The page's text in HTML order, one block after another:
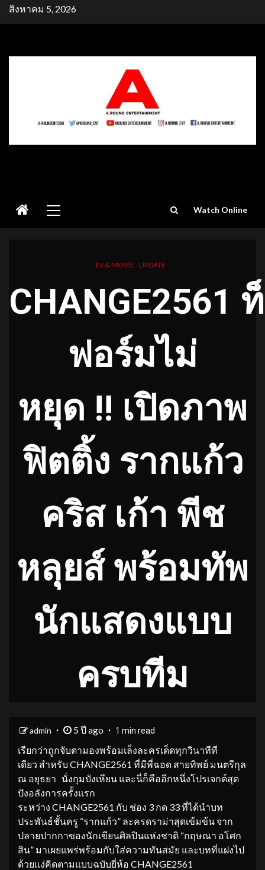
Skipสิงหาคม 5, 2026
Menu
Watch Online
TV & MOVIE UPDATE
CHANGE2561 ท
ฟอร์มไม่
หยุด !! เปิดภาพ
ฟิตติ้ง รากแก้ว
คริส เก้า พีช
หลุยส์ พร้อมทัพ
นักแสดงแบบ
ครบทีม
admin 5 ปี ago 1 min read
เรียกว่าถูกจับตามองพร้อมเล็งละครเด็ดทุกวินาทีที
เดียว สำหรับ CHANGE2561 ที่มีพี่ฉอด สายทิพย์ มนตรีกุล
ณ อยุธยา นั่งกุมบังเหียน และนี่ก็คืออีกหนึ่งโปรเจกต์สุด
ปังอลังการครั้งแรก
ระหว่าง CHANGE2561 กับ ช่อง 3 กด 33 ที่ได้นำบท
ประพันธ์ชั้นครู “รากแก้ว” ละครดราม่าสุดเข้มข้น จาก
ปลายปากกาของนักเขียนศิลปินแห่งชาติ “กฤษณา อโศก
สิน” มาเผยแพร่พร้อมกับใส่ความทันสมัย และบทที่แฝงไป
ด้วยแง่คิดตามแบบฉบับยี่ห้อ CHANGE2561